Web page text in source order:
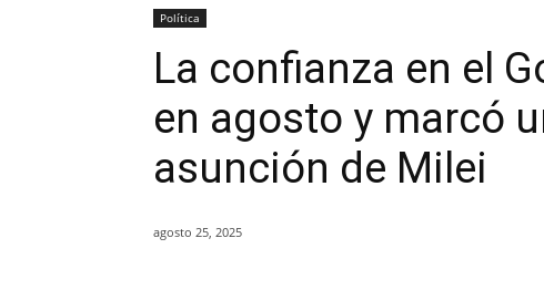
Política
La confianza en el
en agosto y marcó
asunción de Milei
agosto 25, 2025